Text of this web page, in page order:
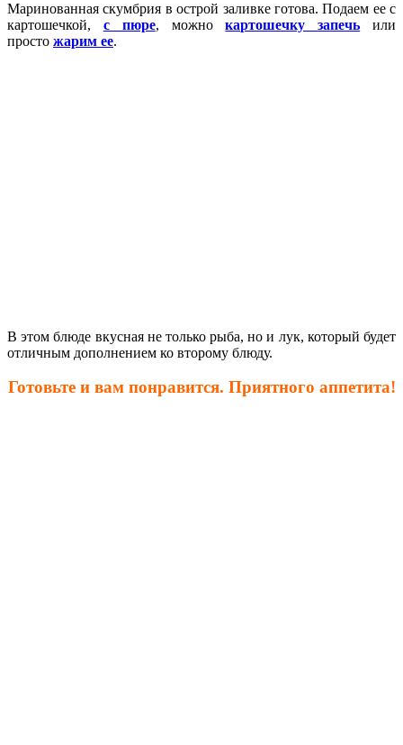
Маринованная скумбрия в острой заливке готова. Подаем ее с
картошечкой, с пюре, можнокартошечку запечь или
просто жарим ее.
В этом блюде вкусная не только рыба, но и лук, который будет
отличным дополнением ко второму блюду.
Готовьте и вам понравится. Приятного аппетита!